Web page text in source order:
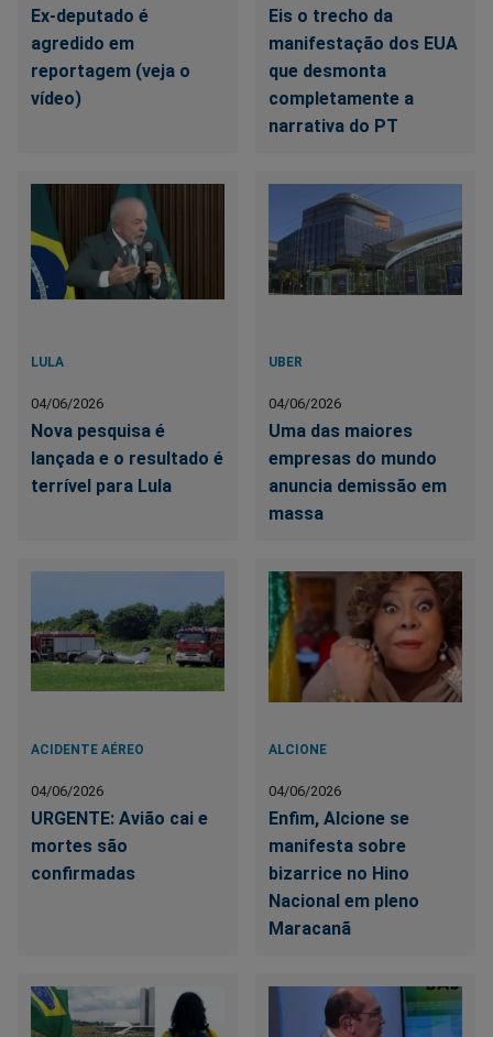
Ex-deputado é
agredido em
reportagem (veja o
vídeo)
Eis o trecho da
manifestação dos EUA
que desmonta
completamente a
narrativa do PT
LULA
04/06/2026
Nova pesquisa é
lançada e o resultado é
terrível para Lula
UBER
04/06/2026
Uma das maiores
empresas do mundo
anuncia demissão em
massa
ACIDENTE AÉREO
04/06/2026
URGENTE: Avião cai e
mortes são
confirmadas
ALCIONE
04/06/2026
Enfim, Alcione se
manifesta sobre
bizarrice no Hino
Nacional em pleno
Maracanã